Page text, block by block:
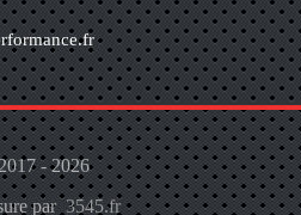
- 2026
par 3545.fr